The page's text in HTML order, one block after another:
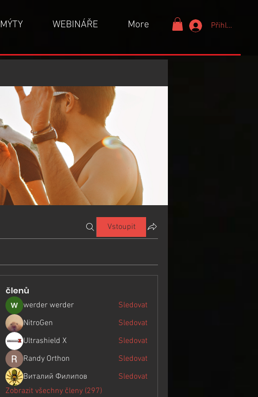
WEBINÁŘE More Přihlášení
Vstoupit
členů
werder werder
Sledovat
NitroGen
Sledovat
Ultrashield X
Sledovat
Randy Orthon
Sledovat
Виталий Филипов
Sledovat
Zobrazit všechny členy (297)